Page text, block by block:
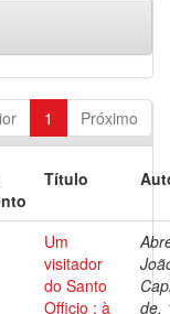
1 Próximo
Título
Um
visitador
do Santo
Officio : à
de,